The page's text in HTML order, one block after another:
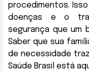
procedimentos.
doenças e o
segurança que um
Saber que sua
de necessidade
Saúde Brasil está